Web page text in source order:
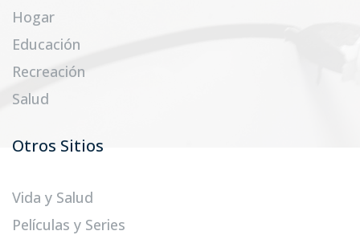
Hogar
Educación
Recreación
Salud
Otros Sitios
Vida y Salud
Películas y Series